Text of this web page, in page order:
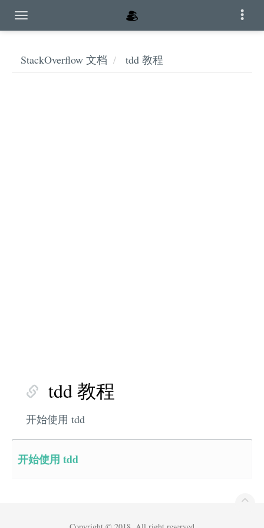
StackOverflow 文档 tdd 教程
tdd 教程
开始使用 tdd
开始使用 tdd